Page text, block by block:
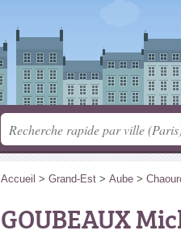
Accueil > Grand-Est > Aube >
GOUBEAUX